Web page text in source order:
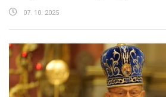
07. 10. 2025